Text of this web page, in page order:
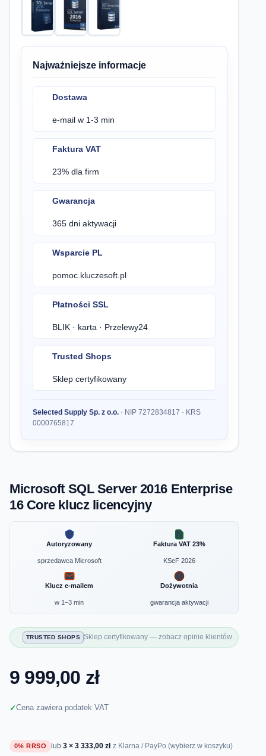
Najważniejsze informacje
Dostawa
e-mail w 1-3 min
Faktura VAT
23% dla firm
Gwarancja
365 dni aktywacji
Wsparcie PL
pomoc.kluczesoft.pl
Płatności SSL
BLIK · karta · Przelewy24
Trusted Shops
Sklep certyfikowany
Selected Supply Sp. z o.o. · NIP 7272834817 · KRS
0000765817
Microsoft SQL Server 2016 Enterprise
16 Core klucz licencyjny
9 999,00 zł
Cena zawiera podatek VAT
0% RRSO lub3 × 3 333,00 zł z Klarna / PayPo (wybierz w koszyku)
Autoryzowany
sprzedawca Microsoft
Faktura VAT 23%
KSeF 2026
Klucz e-mailem
w 1–3 min
Dożywotnia
gwarancja aktywacji
TRUSTED SHOPS Sklep certyfikowany — zobacz opinie klientów